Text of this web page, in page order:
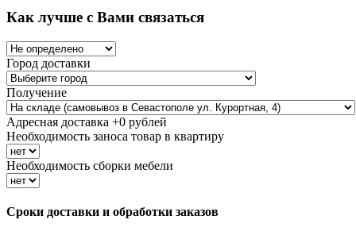
Как лучше с Вами связаться
Город доставки
Получение
Адресная доставка +0 рублей
Необходимость заноса товар в квартиру
Необходимость сборки мебели
Сроки доставки и обработки заказов